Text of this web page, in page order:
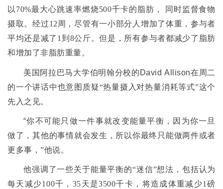
以 70%最大心跳速率燃烧500千卡的脂肪，
同时监督食物
摄取。经过12 周，尽管有一小部分人增加了体重，参与者
平均还是减了 1 到 8公斤。但是，所有参与者都减少了脂肪
和增加了非脂肪重量。
美国阿拉巴马大学伯明翰分校的 David Allison在周二
的一个讲话中也意图质疑“热量摄入对热量消耗等式”这个
先入之见。
“你不可能只做一件事就改变能量平衡，因为你一旦
做了，其他的事情就会发生，所以你最终只能做两件或者
更多事，”他说。
他强调了一些关于能量平衡的“迷信”想法，包括认为
每天减少100千 ， 35天是3500千卡，将造成体重减少1 磅